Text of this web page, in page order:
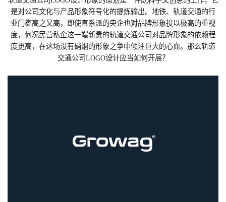
是对公司文化与产品形象符号化的提炼输出。地铁、轨道交通的行
业门槛高之又高，即使直系派的央企也对品牌形象投以极高的重视
度，何况民营私企这一端新贵的轨道交通公司对品牌形象的依赖程
度更高，在这场没有硝烟的形象之争中倾注巨大的心血。那么轨道
交通公司LOGO设计应当如何开展？